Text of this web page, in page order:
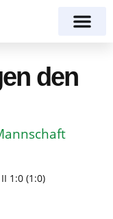
den
1:0 (1:0)